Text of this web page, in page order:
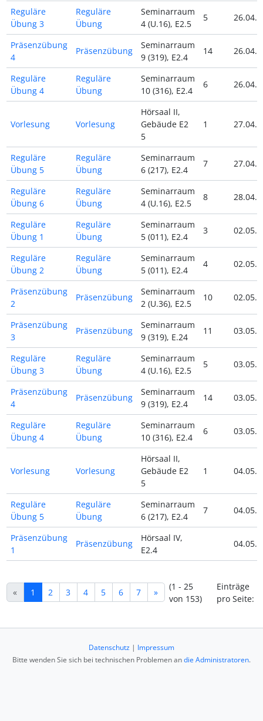
Reguläre
Übung 3
Reguläre
Übung
Seminarraum
4 (U.16), E2.5
5
Präsenzübung
4
Präsenzübung
Seminarraum
9 (319), E2.4
14
Reguläre
Übung 4
Reguläre
Übung
Seminarraum
10 (316), E2.4
6
Vorlesung Vorlesung
Hörsaal II,
Gebäude E2
5
1
Reguläre
Übung 5
Reguläre
Übung
Seminarraum
6 (217), E2.4
7
Reguläre
Übung 6
Reguläre
Übung
Seminarraum
4 (U.16), E2.5
8
Reguläre
Übung 1
Reguläre
Übung
Seminarraum
5 (011), E2.4
3
Reguläre
Übung 2
Reguläre
Übung
Seminarraum
5 (011), E2.4
4
Präsenzübung
2
Präsenzübung
Seminarraum
2 (U.36), E2.5
10
Präsenzübung
3
Präsenzübung
Seminarraum
9 (319), E.24
11
Reguläre
Übung 3
Reguläre
Übung
Seminarraum
4 (U.16), E2.5
5
Präsenzübung
4
Präsenzübung
Seminarraum
9 (319), E2.4
14
Reguläre
Übung 4
Reguläre
Übung
Seminarraum
10 (316), E2.4
6
Vorlesung Vorlesung
Hörsaal II,
Gebäude E2
5
1
Reguläre
Übung 5
Reguläre
Übung
Seminarraum
6 (217), E2.4
7
Präsenzübung
1
Präsenzübung
Hörsaal IV,
E2.4
« 1 2 3 4 5 6 7 »
(1 - 25
von 153)
Einträge
pro Seite:
Datenschutz | Impressum
Bitte wenden Sie sich bei technischen Problemen andie Administratoren.